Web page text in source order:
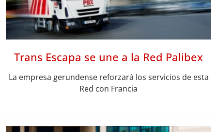
Trans Escapa se une a la Red Palibex
La empresa gerundense reforzará los servicios de esta
Red con Francia